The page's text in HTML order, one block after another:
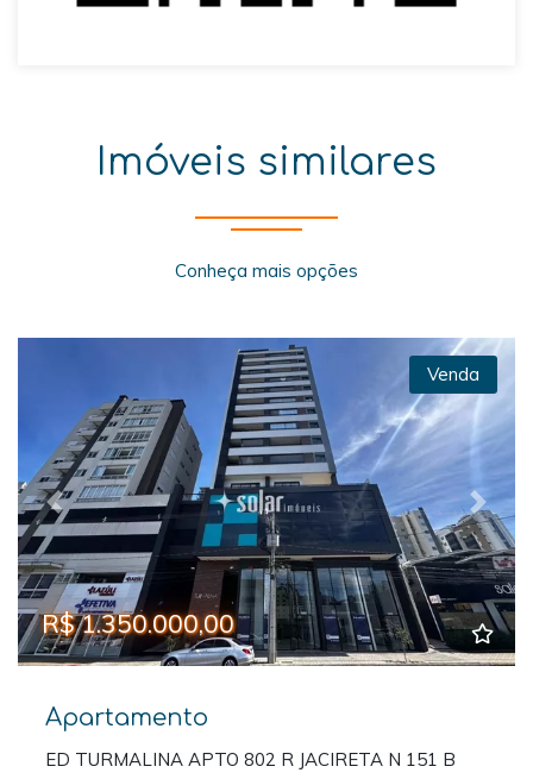
Imóveis similares
Conheça mais opções
Previous Next
Venda
R$ 1.350.000,00
Apartamento
ED TURMALINA APTO 802 R JACIRETA N 151 B